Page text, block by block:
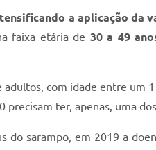
a aplicação da
faixa etária de 30 a 49
com idade entre um
precisam ter, apenas, uma
do sarampo, em 2019 a